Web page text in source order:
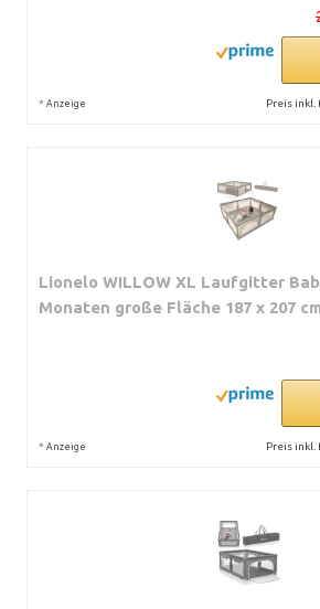
* Anzeige Preis inkl.
Lionelo WILLOW XL Laufgitter
Monaten große Fläche 187 x 207 cm
* Anzeige Preis inkl.